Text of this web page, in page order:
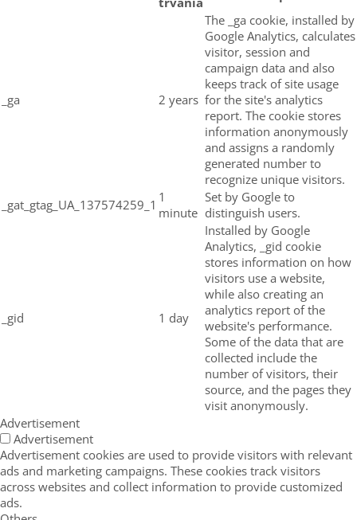
_ga 2 years
The _ga cookie, installed by
Google Analytics, calculates
visitor, session and
campaign data and also
keeps track of site usage
for the site's analytics
report. The cookie stores
information anonymously
and assigns a randomly
generated number to
recognize unique visitors.
_gat_gtag_UA_137574259_1 1
minute
Set by Google to
distinguish users.
_gid 1 day
Installed by Google
Analytics, _gid cookie
stores information on how
visitors use a website,
while also creating an
analytics report of the
website's performance.
Some of the data that are
collected include the
number of visitors, their
source, and the pages they
visit anonymously.
Advertisement
Advertisement
Advertisement cookies are used to provide visitors with relevant
ads and marketing campaigns. These cookies track visitors
across websites and collect information to provide customized
ads.